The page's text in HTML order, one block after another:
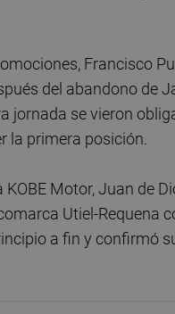
Francisco
del abandono de
jornada se vieron
la primera posición.
KOBE Motor, Juan de
Utiel-Requena
a fin y confirmó